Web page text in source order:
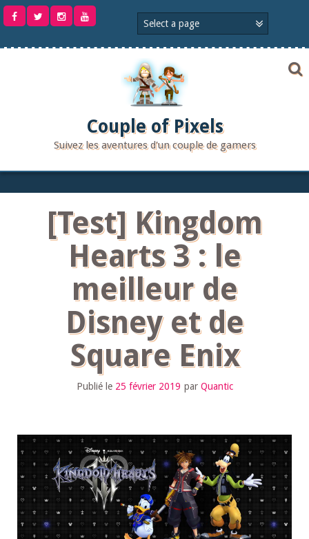
Aller
Couple of Pixels
Suivez les aventures d'un couple de gamers
[Test] Kingdom
Hearts 3 : le
meilleur de
Disney et de
Square Enix
Publié le 25 février 2019 par Quantic